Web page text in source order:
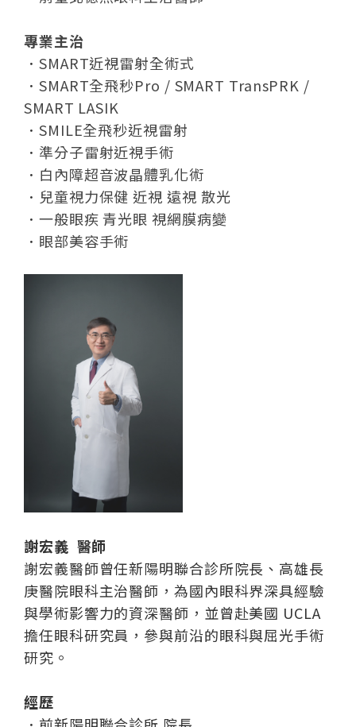
專業主治
． SMART近視雷射全術式
． SMART全飛秒Pro / SMART TransPRK /
SMART LASIK
． SMILE全飛秒近視雷射
． 準分子雷射近視手術
． 白內障超音波晶體乳化術
． 兒童視力保健 近視 遠視 散光
． 一般眼疾 青光眼 視網膜病變
． 眼部美容手術
謝宏義 醫師
謝宏義醫師曾任新陽明聯合診所院長、高雄長
庚醫院眼科主治醫師，為國內眼科界深具經驗
與學術影響力的資深醫師，並曾赴美國 UCLA
擔任眼科研究員，參與前沿的眼科與屈光手術
研究。
經歷